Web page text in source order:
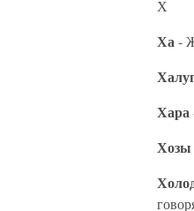
Х
Ха-
Хара
Хозы